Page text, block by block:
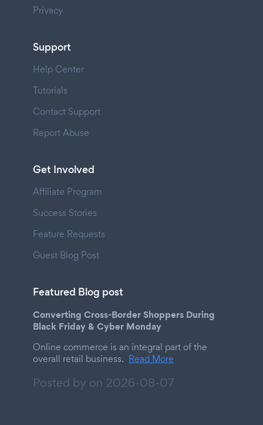
Privacy
Support
Help Center
Tutorials
Contact Support
Report Abuse
Get Involved
Affiliate Program
Success Stories
Feature Requests
Guest Blog Post
Featured Blog post
Converting Cross-Border Shoppers During
Black Friday & Cyber Monday
Online commerce is an integral part of the
overall retail business. Read More
Posted by on 2026-08-07